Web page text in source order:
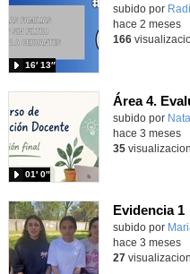
Contenido
subido por
16′ 13″
hace 2 meses
166
Área 4.
subido por
01′ 0″
hace 3 meses
35
Evidencia 1
Contenido
subido por
hace 3 meses
27